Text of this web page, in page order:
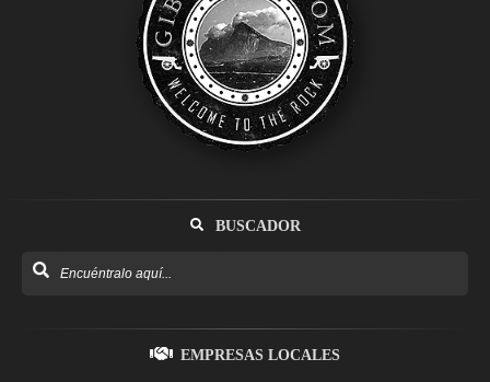
BUSCADOR
EMPRESAS LOCALES